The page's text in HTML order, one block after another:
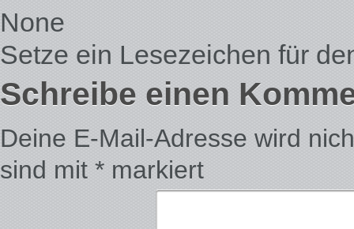
None
Setze ein Lesezeichen für
Schreibe einen
Deine E-Mail-Adresse wird
sind mit * markiert